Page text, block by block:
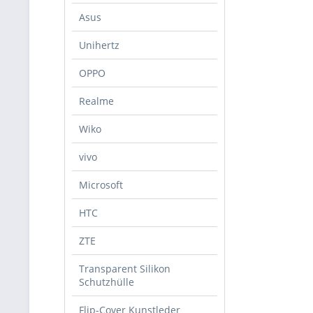
Asus
Unihertz
OPPO
Realme
Wiko
vivo
Microsoft
HTC
ZTE
Transparent Silikon
Schutzhülle
Flip-Cover Kunstleder